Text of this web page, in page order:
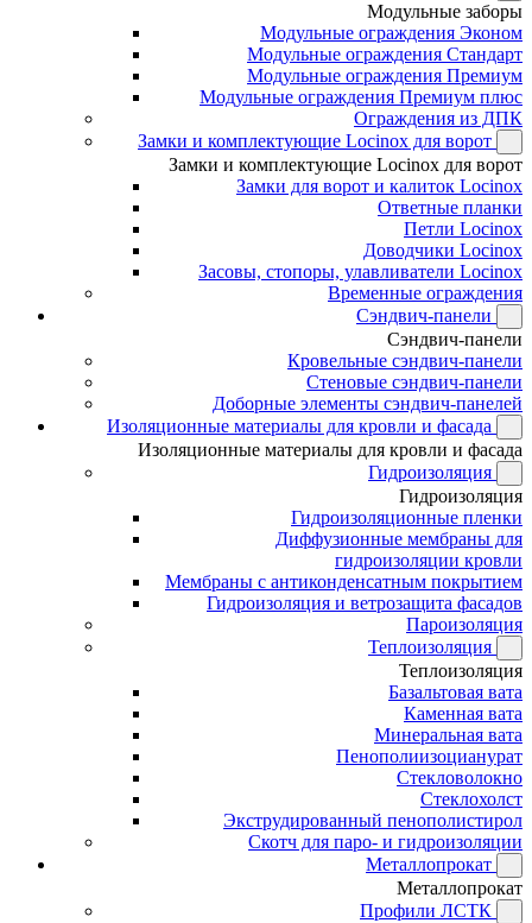
Модульные заборы
Модульные ограждения Эконом
Модульные ограждения Стандарт
Модульные ограждения Премиум
Модульные ограждения Премиум плюс
Ограждения из ДПК
Замки и комплектующие Locinox для ворот
Замки и комплектующие Locinox для ворот
Замки для ворот и калиток Locinox
Ответные планки
Петли Locinox
Доводчики Locinox
Засовы, стопоры, улавливатели Locinox
Временные ограждения
Сэндвич-панели
Сэндвич-панели
Кровельные сэндвич-панели
Стеновые сэндвич-панели
Доборные элементы сэндвич-панелей
Изоляционные материалы для кровли и фасада
Изоляционные материалы для кровли и фасада
Гидроизоляция
Гидроизоляция
Гидроизоляционные пленки
Диффузионные мембраны для
гидроизоляции кровли
Мембраны с антиконденсатным покрытием
Гидроизоляция и ветрозащита фасадов
Пароизоляция
Теплоизоляция
Теплоизоляция
Базальтовая вата
Каменная вата
Минеральная вата
Пенополиизоцианурат
Стекловолокно
Стеклохолст
Экструдированный пенополистирол
Скотч для паро- и гидроизоляции
Металлопрокат
Металлопрокат
Профили ЛСТК